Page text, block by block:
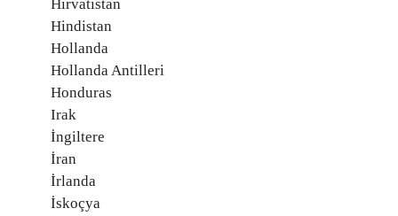
Hırvatistan
Hindistan
Hollanda
Hollanda Antilleri
Honduras
Irak
İngiltere
İran
İrlanda
İskoçya